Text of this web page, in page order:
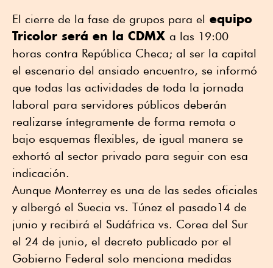
El cierre de la fase de grupos para el equipo
Tricolor será en la CDMX a las 19:00
horas contra República Checa; al ser la capital
el escenario del ansiado encuentro, se informó
que todas las actividades de toda la jornada
laboral para servidores públicos deberán
realizarse íntegramente de forma remota o
bajo esquemas flexibles, de igual manera se
exhortó al sector privado para seguir con esa
indicación.
Aunque Monterrey es una de las sedes oficiales
y albergó el Suecia vs. Túnez el pasado14 de
junio y recibirá el Sudáfrica vs. Corea del Sur
el 24 de junio, el decreto publicado por el
Gobierno Federal solo menciona medidas